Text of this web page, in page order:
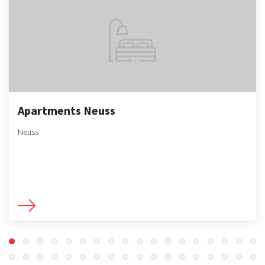
Apartments Neuss
Neuss